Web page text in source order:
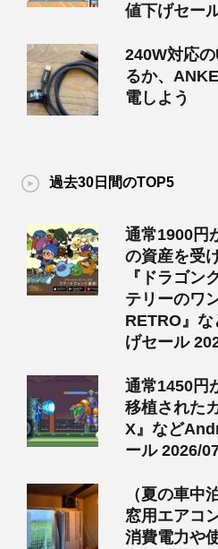
値下げセー
240W対応
るか、
電しよう
過去30日間のTOP5
通常1900円
の資産を受
『ドラゴン
テリーのワ
RETRO』
げセール
通常1450円
移植された
X』など
ール 2026/
（夏の車中
窓用エアコ
消費電力や